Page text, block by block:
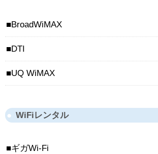
BroadWiMAX
DTI
UQ WiMAX
WiFiレンタル
ギガWi-Fi